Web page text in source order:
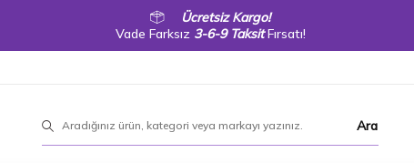
Ücretsiz Kargo!
Vade Farksız 3-6-9 TaksitFırsatı!
Ara